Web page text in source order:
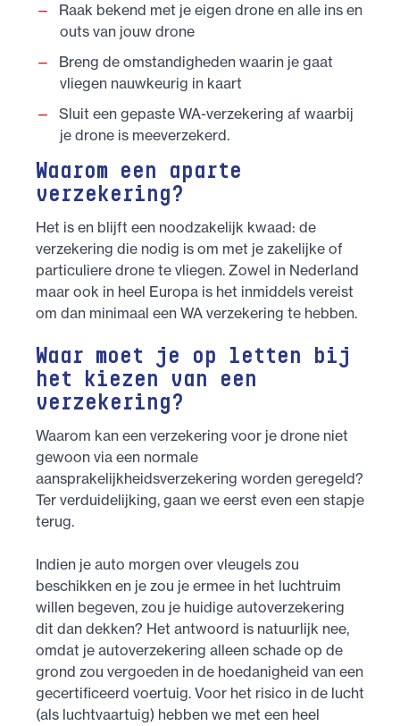
Raak bekend met je eigen drone en alle ins en
outs van jouw drone
Breng de omstandigheden waarin je gaat
vliegen nauwkeurig in kaart
Sluit een gepaste WA-verzekering af waarbij
je drone is meeverzekerd.
Waarom een aparte
verzekering?
Het is en blijft een noodzakelijk kwaad: de
verzekering die nodig is om met je zakelijke of
particuliere drone te vliegen. Zowel in Nederland
maar ook in heel Europa is het inmiddels vereist
om dan minimaal een WA verzekering te hebben.
Waar moet je op letten bij
het kiezen van een
verzekering?
Waarom kan een verzekering voor je drone niet
gewoon via een normale
aansprakelijkheidsverzekering worden geregeld?
Ter verduidelijking, gaan we eerst even een stapje
terug.
Indien je auto morgen over vleugels zou
beschikken en je zou je ermee in het luchtruim
willen begeven, zou je huidige autoverzekering
dit dan dekken? Het antwoord is natuurlijk nee,
omdat je autoverzekering alleen schade op de
grond zou vergoeden in de hoedanigheid van een
gecertificeerd voertuig. Voor het risico in de lucht
(als luchtvaartuig) hebben we met een heel